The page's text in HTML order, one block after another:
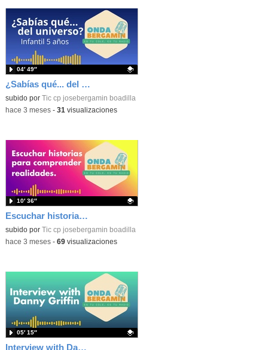
¿Sabías qué... del universo?
Contenido educativo.
subido por Tic cp josebergamin boadilla
04′ 49″
-hace 3 meses- 31 visualizaciones
Escuchar historias para comprender realidades
Contenido educativo.
subido por Tic cp josebergamin boadilla
10′ 36″
-hace 3 meses- 69visualizaciones
Interview with Danny Griffin
05′ 15″